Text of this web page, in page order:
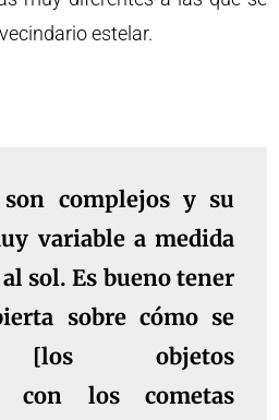
estelar.
son complejos y su
variable a medida
sol. Es bueno tener
sobre cómo se
[los objetos
con los cometas